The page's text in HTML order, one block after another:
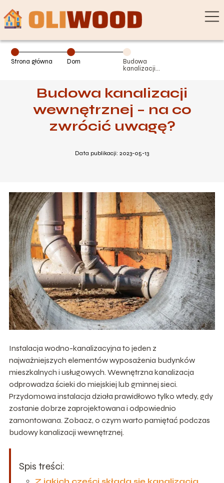
Strona główna Dom
Budowa
kanalizacji
uwagę?
Budowa kanalizacji
wewnętrznej – na co
zwrócić uwagę?
Data publikacji: 2023-05-13
Instalacja wodno-kanalizacyjna to jeden z
najważniejszych elementów wyposażenia budynków
mieszkalnych i usługowych. Wewnętrzna kanalizacja
odprowadza ścieki do miejskiej lub gminnej sieci.
Przydomowa instalacja działa prawidłowo tylko wtedy, gdy
zostanie dobrze zaprojektowana i odpowiednio
zamontowana. Zobacz, o czym warto pamiętać podczas
budowy kanalizacji wewnętrznej.
Spis treści: